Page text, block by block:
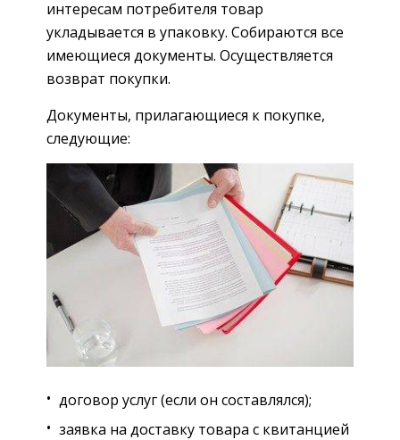
интересам потребителя товар
укладывается в упаковку. Собираются все
имеющиеся документы. Осуществляется
возврат покупки.
Документы, прилагающиеся к покупке,
следующие:
договор услуг (если он составлялся);
заявка на доставку товара с квитанцией